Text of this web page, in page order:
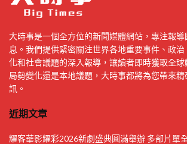
大時事是一個全方位的新聞媒體網站，專注報
息。我們提供緊密關注世界各地重要事件、政
化和社會議題的深入報導，讓讀者即時獲取全
局勢變化還是本地議題，大時事都將為您帶來
訊。
近期文章
耀客華影耀彩2026新劇盛典圓滿舉辦 多部片單